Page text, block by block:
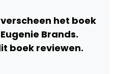
het boek
Brands.
boek reviewen.